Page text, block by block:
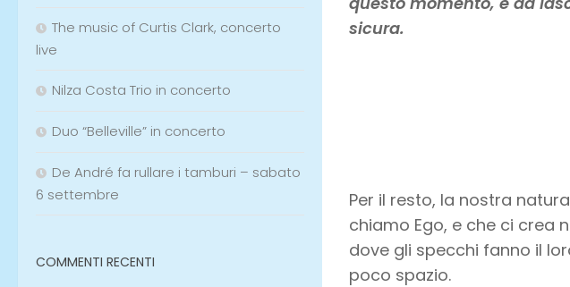
sicura.
Per il resto, la nostra
chiamo Ego, e che ci crea
dove gli specchi fanno il
poco spazio.
The music of Curtis Clark, concerto
live
Nilza Costa Trio in concerto
Duo “Belleville” in concerto
De André fa rullare i tamburi – sabato
6 settembre
COMMENTI RECENTI